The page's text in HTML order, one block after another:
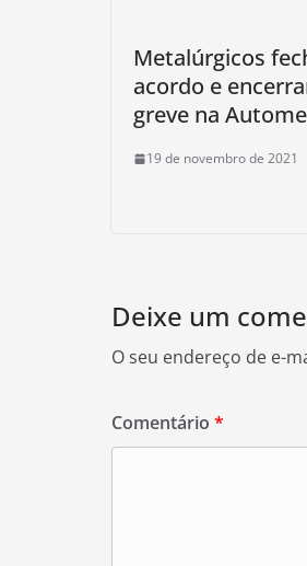
Metalúrgicos
acordo e
greve na
19 de novembro de 2021
Deixe um
O seu endereço de e-
Comentário *